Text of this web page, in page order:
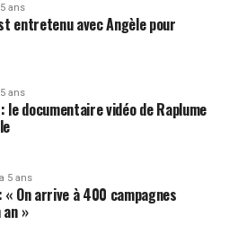
ans
entretenu avec Angèle pour
ans
le documentaire vidéo de Raplume
5 ans
« On arrive à 400 campagnes
an »